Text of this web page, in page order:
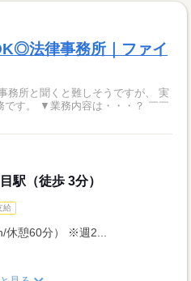
法律事務所｜ファイ
・？ ￣￣
駅（徒歩 3分）
給
休憩60分） ※週2...